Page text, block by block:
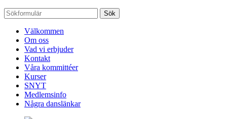
Sök
Välkommen
Om oss
Vad vi erbjuder
Kontakt
Våra kommittéer
Kurser
SNYT
Medlemsinfo
Några danslänkar